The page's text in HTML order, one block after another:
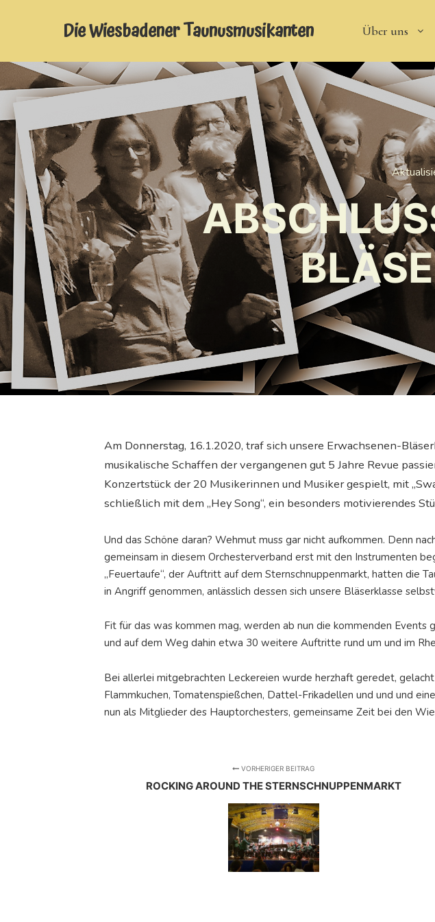
Die Wiesbadener Taunusmusikanten Über uns
Am Donnerstag, 16.1.2020, traf sich unsere Erwachsenen-
musikalische Schaffen der vergangenen gut 5 Jahre Revue
Konzertstück der 20 Musikerinnen und Musiker gespielt, mit
schließlich mit dem „Hey Song“, ein besonders motivierendes
Und das Schöne daran? Wehmut muss gar nicht aufkommen. Denn
gemeinsam in diesem Orchesterverband erst mit den Instrumenten
„Feuertaufe“, der Auftritt auf dem Sternschnuppenmarkt, hatten die
in Angriff genommen, anlässlich dessen sich unsere Bläserklasse
Fit für das was kommen mag, werden ab nun die kommenden
und auf dem Weg dahin etwa 30 weitere Auftritte rund um und im
Bei allerlei mitgebrachten Leckereien wurde herzhaft geredet,
Flammkuchen, Tomatenspießchen, Dattel-Frikadellen und und und
nun als Mitglieder des Hauptorchesters, gemeinsame Zeit bei den
VORHERIGER BEITRAG
ROCKING AROUND THE STERNSCHNUPPENMARKT